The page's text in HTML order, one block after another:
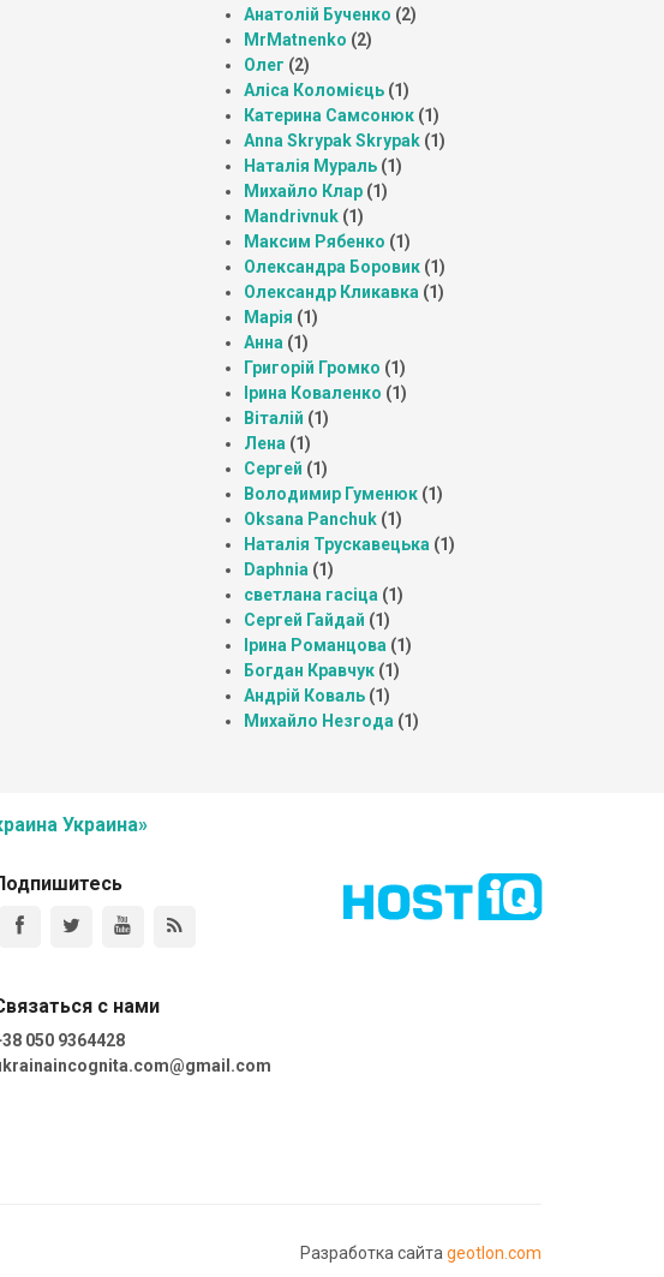
Анатолій Бученко (2)
MrMatnenko (2)
Олег (2)
Аліса Коломієць(1)
Катерина Самсонюк(1)
Anna Skrypak Skrypak(1)
Наталія Мураль(1)
Михайло Клар(1)
Mandrivnuk(1)
Максим Рябенко (1)
Олександра Боровик(1)
Олександр Кликавка (1)
Марія (1)
Анна (1)
Григорій Громко (1)
Ірина Коваленко (1)
Віталій (1)
Лена (1)
Сергей (1)
Володимир Гуменюк(1)
Oksana Panchuk(1)
Наталія Трускавецька (1)
Daphnia (1)
светлана гасіца (1)
Сергей Гайдай (1)
Ірина Романцова (1)
Богдан Кравчук(1)
Андрій Коваль(1)
Михайло Незгода (1)
Украина»
с нами
050 9364428
Разработка сайта geotlon.com